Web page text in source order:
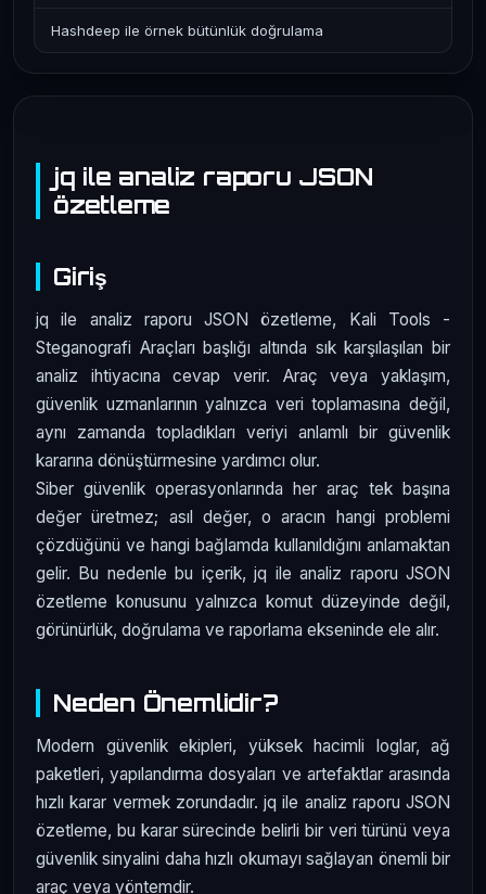
jq ile analiz raporu JSON
özetleme
Giriş
jq ile analiz raporu JSON özetleme, Kali Tools -
Steganografi Araçları başlığı altında sık karşılaşılan bir
analiz ihtiyacına cevap verir. Araç veya yaklaşım,
güvenlik uzmanlarının yalnızca veri toplamasına değil,
aynı zamanda topladıkları veriyi anlamlı bir güvenlik
kararına dönüştürmesine yardımcı olur.
Siber güvenlik operasyonlarında her araç tek başına
değer üretmez; asıl değer, o aracın hangi problemi
çözdüğünü ve hangi bağlamda kullanıldığını anlamaktan
gelir. Bu nedenle bu içerik, jq ile analiz raporu JSON
özetleme konusunu yalnızca komut düzeyinde değil,
görünürlük, doğrulama ve raporlama ekseninde ele alır.
Neden Önemlidir?
Modern güvenlik ekipleri, yüksek hacimli loglar, ağ
paketleri, yapılandırma dosyaları ve artefaktlar arasında
hızlı karar vermek zorundadır. jq ile analiz raporu JSON
özetleme, bu karar sürecinde belirli bir veri türünü veya
güvenlik sinyalini daha hızlı okumayı sağlayan önemli bir
araç veya yöntemdir.
Hashdeep ile örnek bütünlük doğrulama